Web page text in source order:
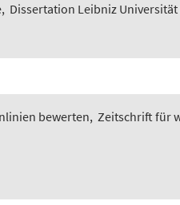
, Dissertation Leibniz
bewerten, Zeitschrift für